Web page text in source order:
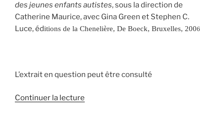
des jeunes enfants autistes, sous la direction de
Catherine Maurice, avec Gina Green et Stephen C.
Luce, éditions de la Chenelière, De Boeck, Bruxelles, 2006
L’extrait en question peut être consulté
Continuer la lecture